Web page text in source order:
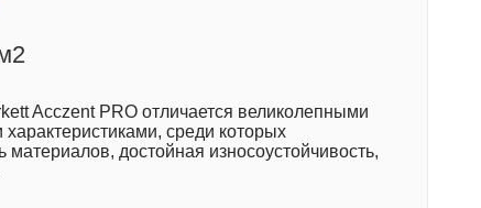
Acczent PRO отличается великолепными
характеристиками, среди которых
материалов, достойная износоустойчивость,